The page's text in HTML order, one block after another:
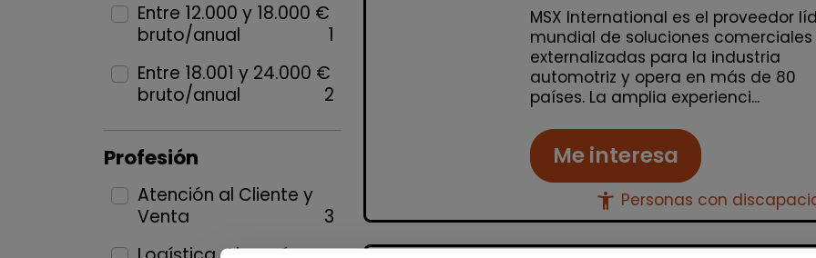
Entre 12.000 y 18.000 €
bruto/anual
1
Entre 18.001 y 24.000 €
bruto/anual
2
Profesión
Atención al Cliente y
Venta
3
MSX International es el proveedor
mundial de soluciones comerciales
externalizadas para la industria
automotriz y opera en más de 80
países. La amplia experienci...
Me interesa
accessibility_new Personas con